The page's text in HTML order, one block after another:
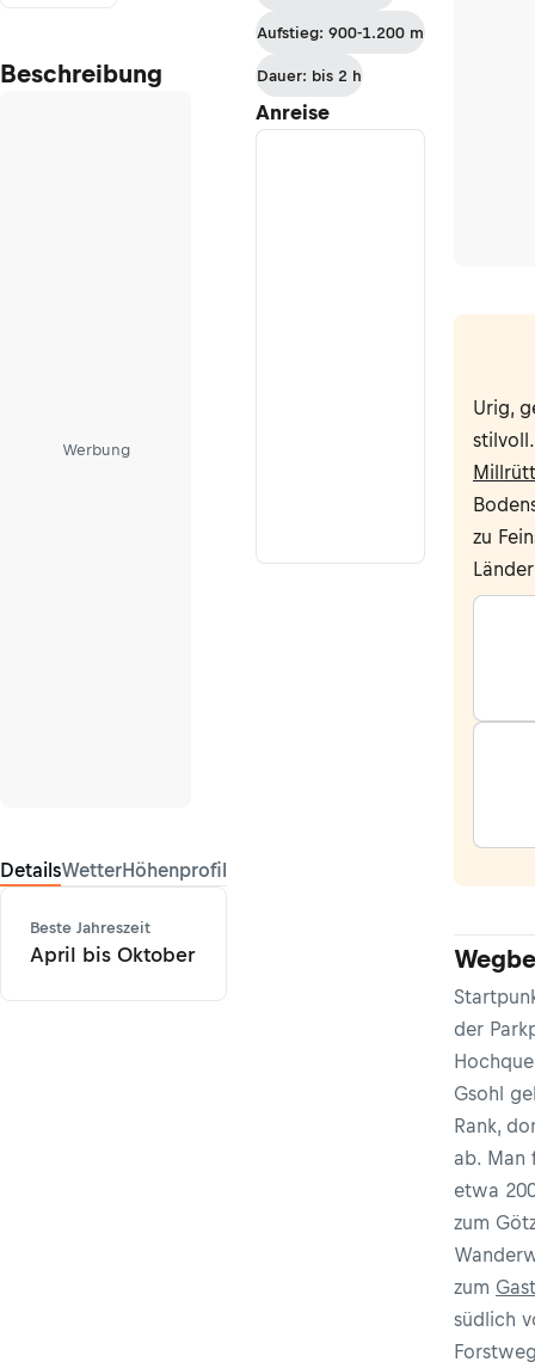
Beschreibung
Werbung
DetailsWetterHöhenprofil
Beste Jahreszeit
April bis Oktober
Aufstieg: 900-1.200 m
Dauer: bis 2 h
Anreise
Urig,
zu
der
Gsohl
Rank,
ab. Man
etwa
zum
zum
südlich